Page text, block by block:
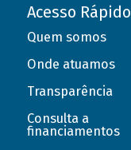
Acesso Rápido
Quem somos
Onde atuamos
Transparência
Consulta a
financiamentos